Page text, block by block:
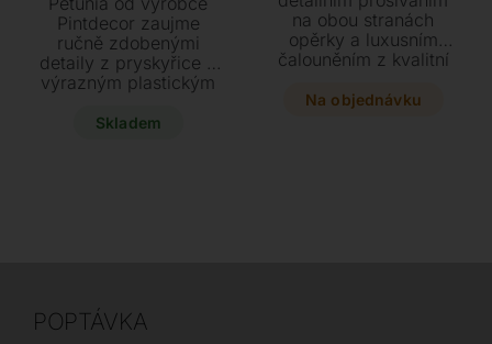
19670 Kč.
16720 Kč.
Pintdecor zaujme
ručně zdobenými
detaily z pryskyřice a
výrazným plastickým
obraz ve tvaru
domovu umělecký
Skladem
na obou stranách
opěrky a luxusním
čalouněním z kvalitní
elegantní kousek o
Na objednávku
POPTÁVKA